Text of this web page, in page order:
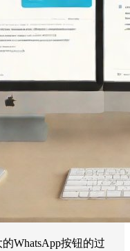
WhatsApp按钮的过